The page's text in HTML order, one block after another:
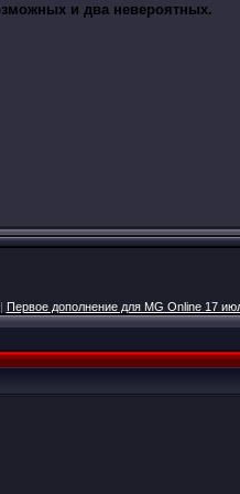
и два невероятных.
Первое дополнение для MG Online 17